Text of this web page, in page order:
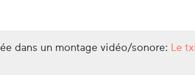
dans un montage vidéo/sonore: Le